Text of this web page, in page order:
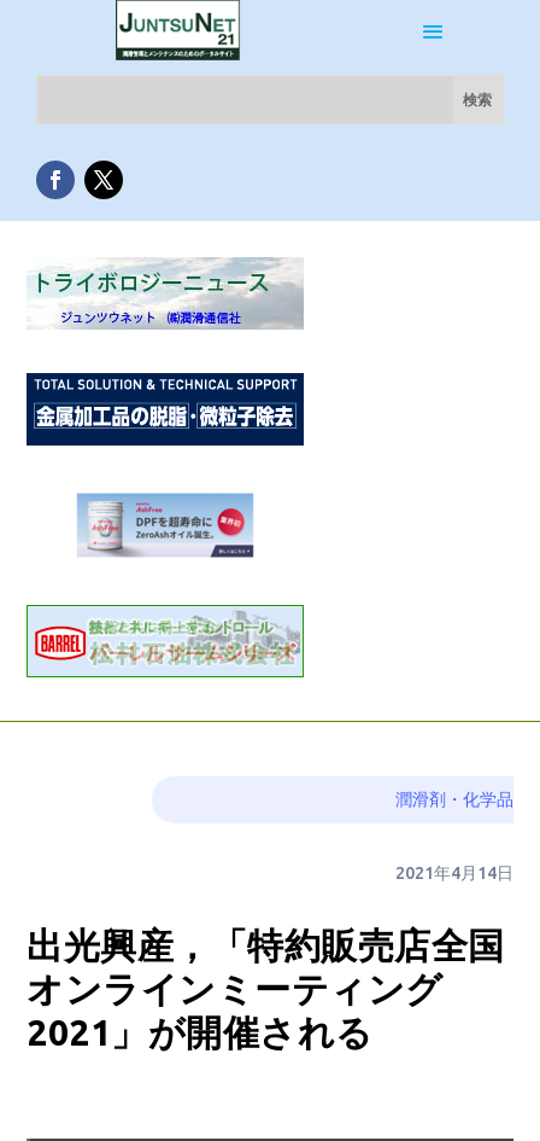
潤滑剤・化学品
2021年4月14日
出光興産，「特約販売店全国
オンラインミーティング
2021」が開催される